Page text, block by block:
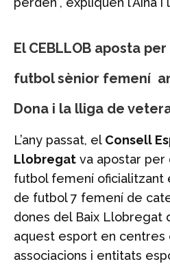
El CEBLLOB aposta
futbol sènior femení
Dona i la lliga de
L’any passat, el Consell
Llobregat va apostar per
futbol femení oficialitzant
de futbol 7 femení de
dones del Baix Llobregat
aquest esport en centres
associacions i entitats